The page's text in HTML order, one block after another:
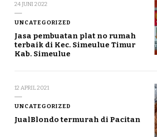
24 JUNI 2022
UNCATEGORIZED
Jasa pembuatan plat no rumah
terbaik di Kec. Simeulue Timur
Kab. Simeulue
12 APRIL 2021
UNCATEGORIZED
JualBlondo termurah di Pacitan